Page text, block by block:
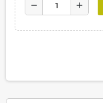
remove add